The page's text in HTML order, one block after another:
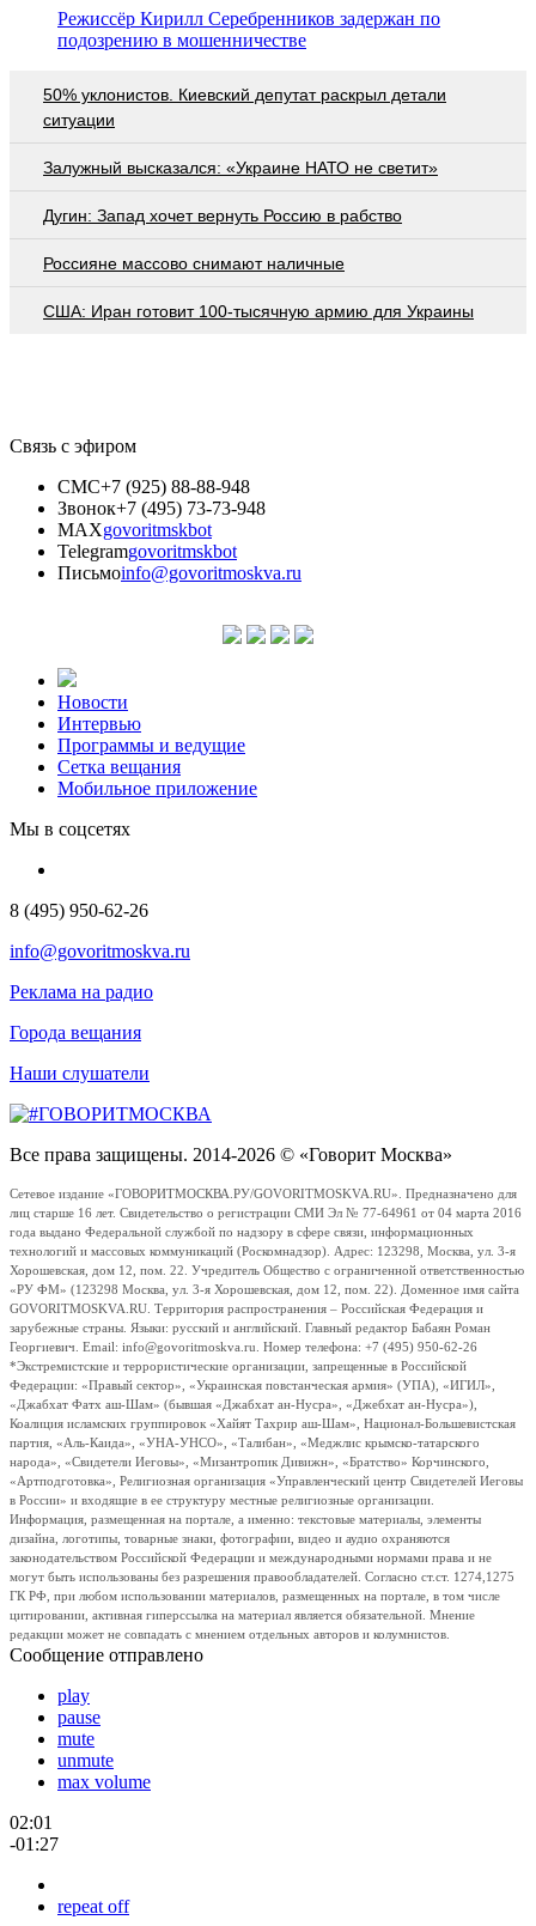
Режиссёр Кирилл Серебренников задержан по
подозрению в мошенничестве
50% уклонистов. Киевский депутат раскрыл детали
ситуации
Залужный высказался: «Украине НАТО не светит»
Дугин: Запад хочет вернуть Россию в рабство
Россияне массово снимают наличные
США: Иран готовит 100-тысячную армию для Украины
Связь с эфиром
СМС+7 (925) 88-88-948
Звонок+7 (495) 73-73-948
MAXgovoritmskbot
Telegramgovoritmskbot
Письмоinfo@govoritmoskva.ru
Новости
Интервью
Программы и ведущие
Сетка вещания
Мобильное приложение
Мы в соцсетях
8 (495) 950-62-26
info@govoritmoskva.ru
Реклама на радио
Города вещания
Наши слушатели
Все права защищены. 2014-2026 © «Говорит Москва»
Сетевое издание «ГОВОРИТМОСКВА.РУ/GOVORITMOSKVA.RU». Предназначено для
лиц старше 16 лет. Свидетельство о регистрации СМИ Эл № 77-64961 от 04 марта 2016
года выдано Федеральной службой по надзору в сфере связи, информационных
технологий и массовых коммуникаций (Роскомнадзор). Адрес: 123298, Москва, ул. 3-я
Хорошевская, дом 12, пом. 22. Учредитель Общество с ограниченной ответственностью
«РУ ФМ» (123298 Москва, ул. 3-я Хорошевская, дом 12, пом. 22). Доменное имя сайта
GOVORITMOSKVA.RU. Территория распространения – Российская Федерация и
зарубежные страны. Языки: русский и английский. Главный редактор Бабаян Роман
Георгиевич. Email: info@govoritmoskva.ru. Номер телефона: +7 (495) 950-62-26
*Экстремистские и террористические организации, запрещенные в Российской
Федерации: «Правый сектор», «Украинская повстанческая армия» (УПА), «ИГИЛ»,
«Джабхат Фатх аш-Шам» (бывшая «Джабхат ан-Нусра», «Джебхат ан-Нусра»),
Коалиция исламских группировок «Хайят Тахрир аш-Шам», Национал-Большевистская
партия, «Аль-Каида», «УНА-УНСО», «Талибан», «Меджлис крымско-татарского
народа», «Свидетели Иеговы», «Мизантропик Дивижн», «Братство» Корчинского,
«Артподготовка», Религиозная организация «Управленческий центр Свидетелей Иеговы
в России» и входящие в ее структуру местные религиозные организации.
Информация, размещенная на портале, а именно: текстовые материалы, элементы
дизайна, логотипы, товарные знаки, фотографии, видео и аудио охраняются
законодательством Российской Федерации и международными нормами права и не
могут быть использованы без разрешения правообладателей. Согласно ст.ст. 1274,1275
ГК РФ, при любом использовании материалов, размещенных на портале, в том числе
цитировании, активная гиперссылка на материал является обязательной. Мнение
редакции может не совпадать с мнением отдельных авторов и колумнистов.
Сообщение отправлено
play
pause
mute
unmute
max volume
02:01
-01:27
repeat off